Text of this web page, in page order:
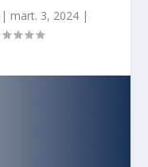
| mart. 3, 2024 |